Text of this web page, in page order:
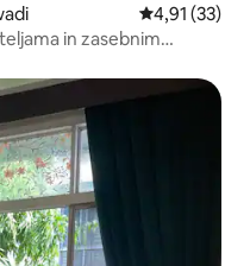
Povprečna
4,91 (33)
in zasebnim